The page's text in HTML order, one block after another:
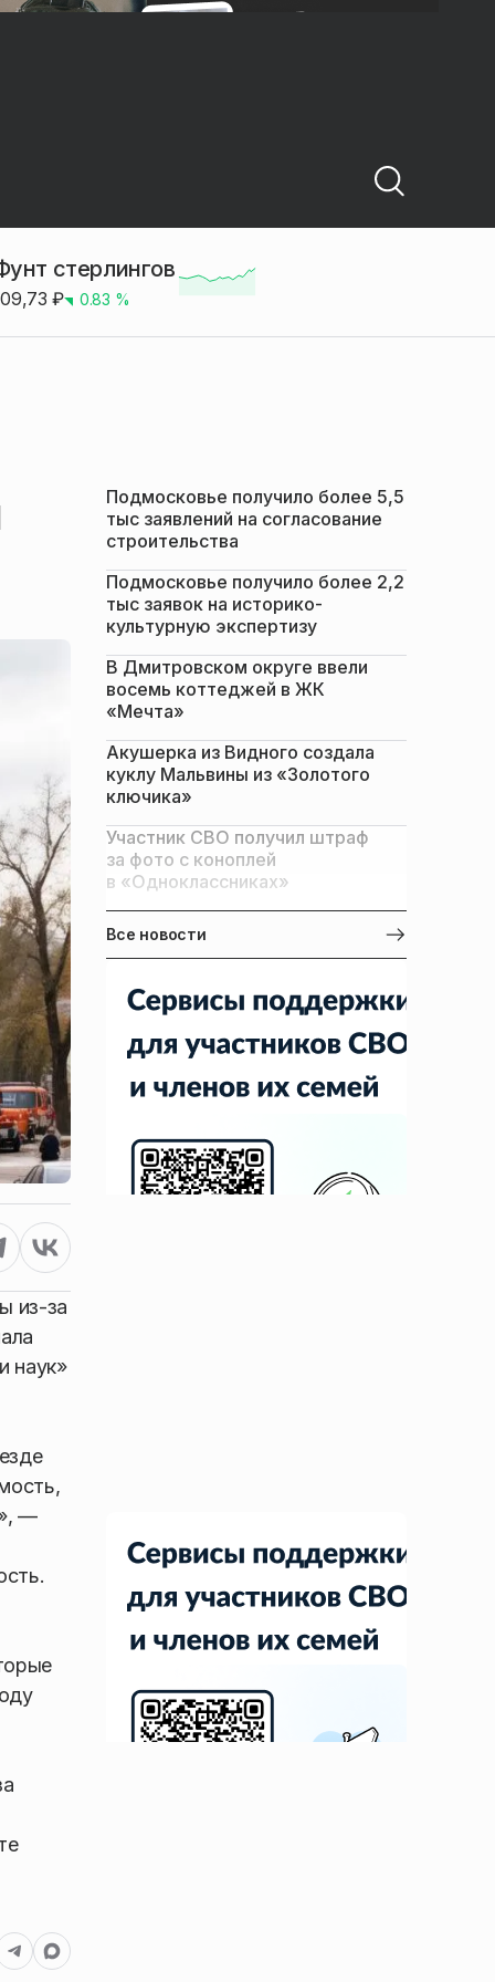
стерлингов
₽ 0.83 %
из-за
наук»
—
Подмосковье получило более 5,5
тыс заявлений на согласование
строительства
Подмосковье получило более 2,2
тыс заявок на историко-
культурную экспертизу
В Дмитровском округе ввели
восемь коттеджей в ЖК
«Мечта»
Акушерка из Видного создала
куклу Мальвины из «Золотого
ключика»
Участник СВО получил штраф
за фото с коноплей
в «Одноклассниках»
Все новости